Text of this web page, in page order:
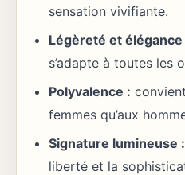
sensation vivifiante.
Légèreté et élégance
s’adapte à toutes les
Polyvalence :
femmes qu’aux
Signature lumineuse :
liberté et la